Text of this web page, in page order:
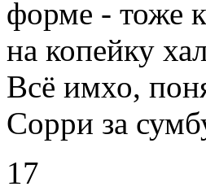
форме - тоже
на копейку
Всё имхо,
Сорри за
17